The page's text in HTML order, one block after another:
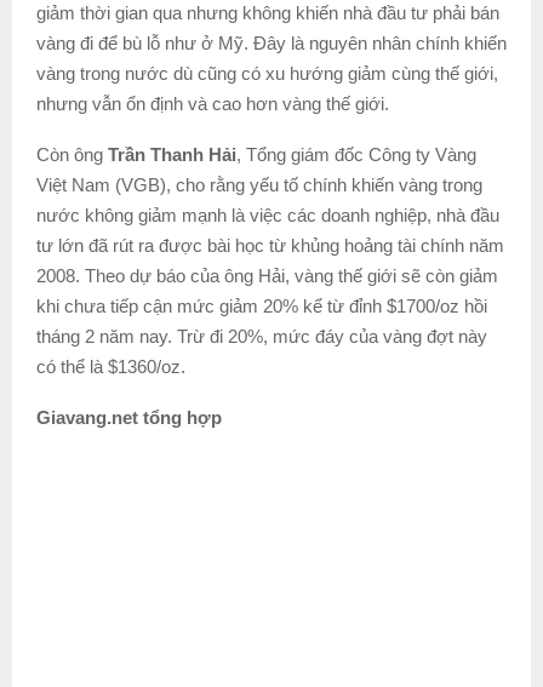
giảm thời gian qua nhưng không khiến nhà đầu tư phải bán
vàng đi để bù lỗ như ở Mỹ. Đây là nguyên nhân chính khiến
vàng trong nước dù cũng có xu hướng giảm cùng thế giới,
nhưng vẫn ổn định và cao hơn vàng thế giới.
Còn ông Trần Thanh Hải, Tổng giám đốc Công ty Vàng
Việt Nam (VGB), cho rằng yếu tố chính khiến vàng trong
nước không giảm mạnh là việc các doanh nghiệp, nhà đầu
tư lớn đã rút ra được bài học từ khủng hoảng tài chính năm
2008. Theo dự báo của ông Hải, vàng thế giới sẽ còn giảm
khi chưa tiếp cận mức giảm 20% kể từ đỉnh $1700/oz hồi
tháng 2 năm nay. Trừ đi 20%, mức đáy của vàng đợt này
có thể là $1360/oz.
Giavang.net tổng hợp